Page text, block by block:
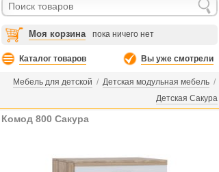
Моя корзина пока ничего нет
Каталог товаров Вы уже смотрели
Мебель для детской / Детская модульная мебель /
Детская Сакура
Комод 800 Сакура